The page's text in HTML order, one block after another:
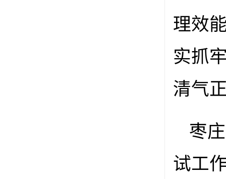
理效
实抓
清气
枣
试工